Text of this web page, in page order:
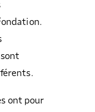
ont pour